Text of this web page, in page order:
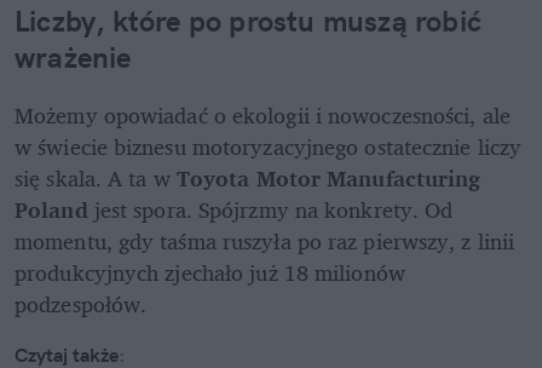
Liczby, które po prostu muszą robić
wrażenie
Możemy opowiadać o ekologii i nowoczesności, ale
w świecie biznesu motoryzacyjnego ostatecznie liczy
się skala. A ta w Toyota Motor Manufacturing
Poland jest spora. Spójrzmy na konkrety. Od
momentu, gdy taśma ruszyła po raz pierwszy, z linii
produkcyjnych zjechało już 18 milionów
podzespołów.
Czytaj także: